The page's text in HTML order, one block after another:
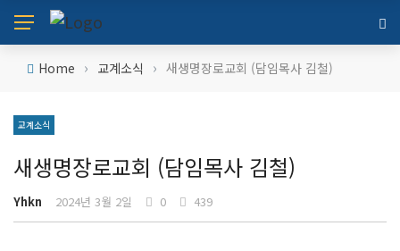
Home › 교계소식 › 새생명장로교회 (담임목사 김철)
교계소식
새생명장로교회 (담임목사 김철)
Yhkn 2024년 3월 2일 0 439